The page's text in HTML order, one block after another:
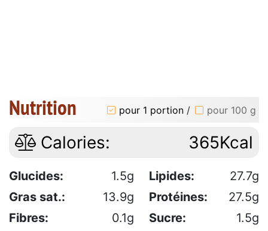
Nutrition pour 1 portion / pour 100 g
Calories: 365Kcal
Glucides: 1.5g Lipides:
27.7g
Gras sat.:
13.9g Protéines:
27.5g
Fibres:
0.1g Sucre:
1.5g